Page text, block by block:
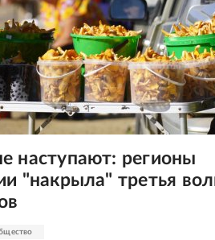
наступают: регионы
"накрыла" третья